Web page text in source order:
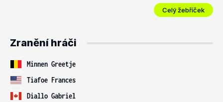
Celý žebříček
Zranění hráči
Minnen Greetje
Tiafoe Frances
Diallo Gabriel